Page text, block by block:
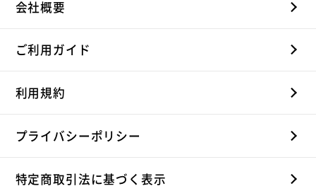
会社概要
ご利用ガイド
利用規約
プライバシーポリシー
特定商取引法に基づく表示